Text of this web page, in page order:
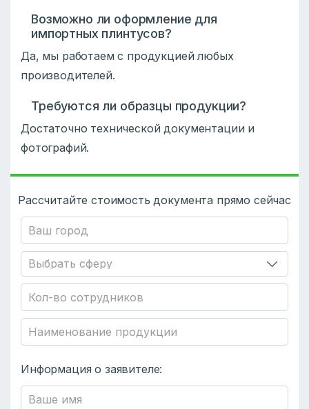
Возможно ли оформление для
импортных плинтусов?
Да, мы работаем с продукцией любых
производителей.
Требуются ли образцы продукции?
Достаточно технической документации и
фотографий.
Рассчитайте стоимость документа прямо сейчас
Информация о заявителе: